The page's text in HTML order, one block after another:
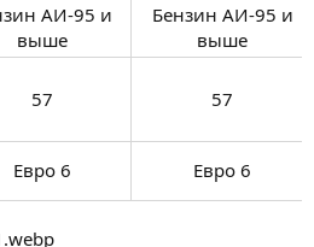
АИ-95 и
выше​
Бензин АИ-95 и
выше​
57​ 57​
Евро 6​ Евро 6​